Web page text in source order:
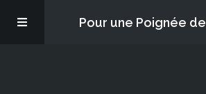
Pour une Poignée